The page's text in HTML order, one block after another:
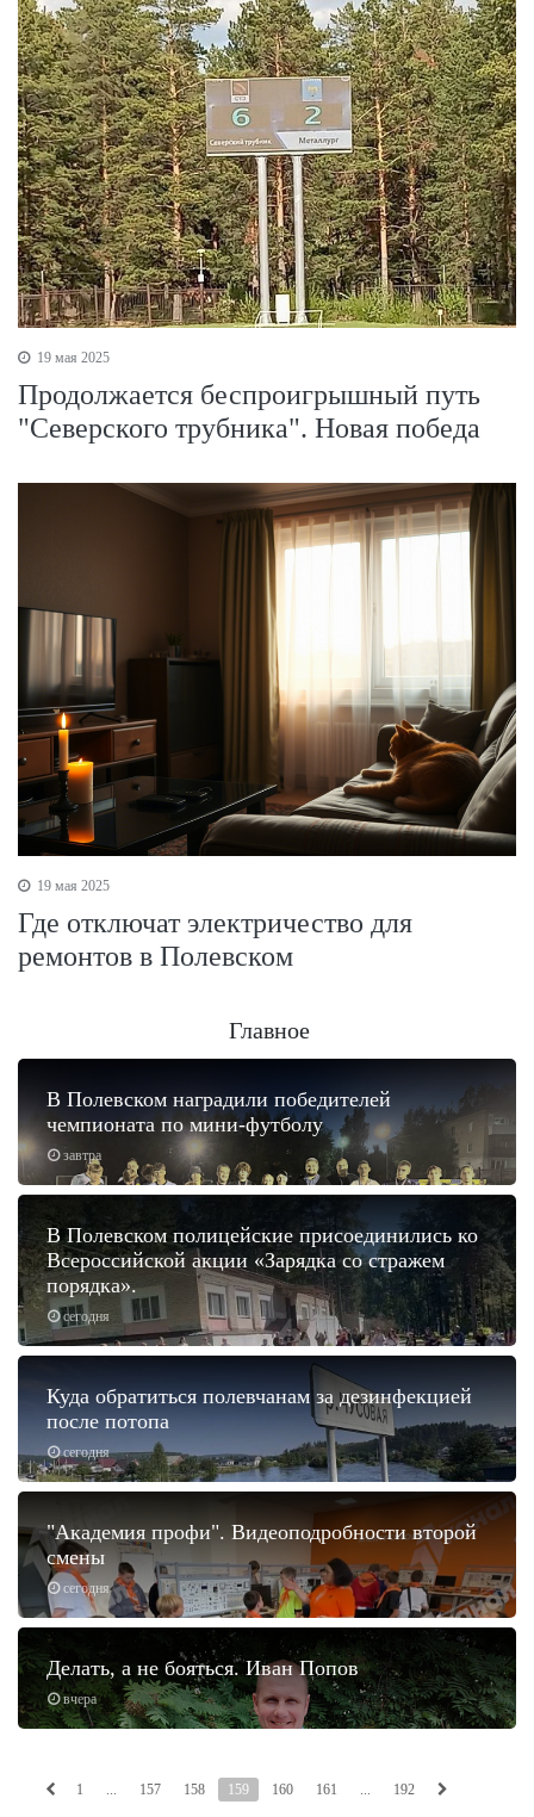
19 мая 2025
Продолжается беспроигрышный путь
"Северского трубника". Новая победа
19 мая 2025
Где отключат электричество для
ремонтов в Полевском
Главное
завтра
В Полевском наградили победителей
чемпионата по мини-футболу
сегодня
В Полевском полицейские присоединились ко
Всероссийской акции «Зарядка со стражем
порядка».
сегодня
Куда обратиться полевчанам за дезинфекцией
после потопа
сегодня
"Академия профи". Видеоподробности второй
смены
вчера
Делать, а не бояться. Иван Попов
1 ... 157 158 159 160 161 ... 192